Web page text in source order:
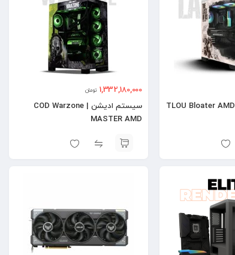
1,332,180,000 تومان
سیستم ادیشن | COD Warzone
MASTER AMD